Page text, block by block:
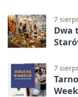
7
Dwa
7